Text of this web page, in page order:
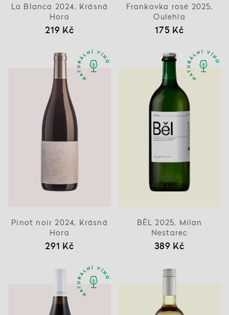
La Blanca 2024, Krásná
Hora
219 Kč
Frankovka rosé 2025,
Oulehla
175 Kč
Pinot noir 2024, Krásná
Hora
291 Kč
BĚL 2025, Milan
Nestarec
389 Kč